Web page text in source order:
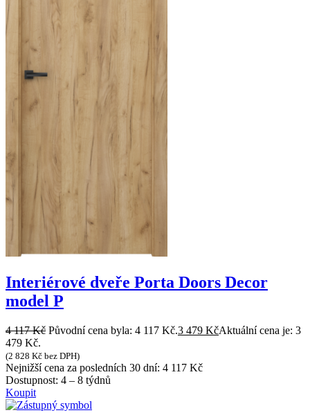
Interiérové dveře Porta Doors Decor
model P
4 117Kč Původní cena byla: 4 117 Kč.3 479 KčAktuální cena je: 3
479 Kč.
(2 828 Kč bez DPH)
Nejnižší cena za posledních 30 dní: 4 117 Kč
Dostupnost: 4 – 8 týdnů
Koupit